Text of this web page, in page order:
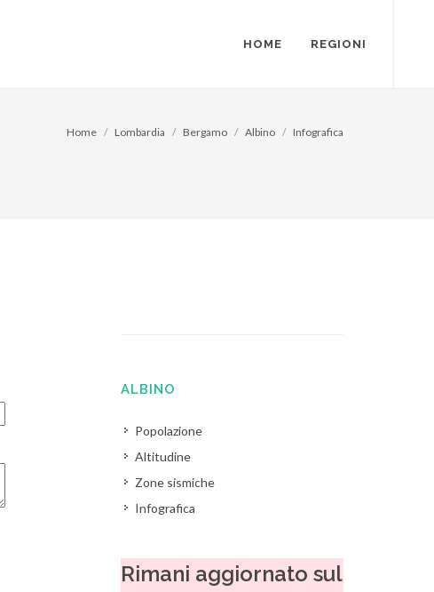
HOME REGIONI
Home Lombardia Bergamo Albino Infografica
ALBINO
Popolazione
Altitudine
Zone sismiche
Infografica
Rimani aggiornato sul